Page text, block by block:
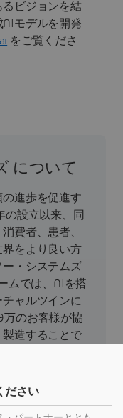
ビジョンを結
モデルを開発
をご覧くださ
について
進歩を促進す
設立以来、同
費者、患者、
をより良い方
・システムズ
ムでは、AIを搭
ャルツインに
万のお客様が協
造することで
ます。より詳
ジ、
日本語）、
ださい